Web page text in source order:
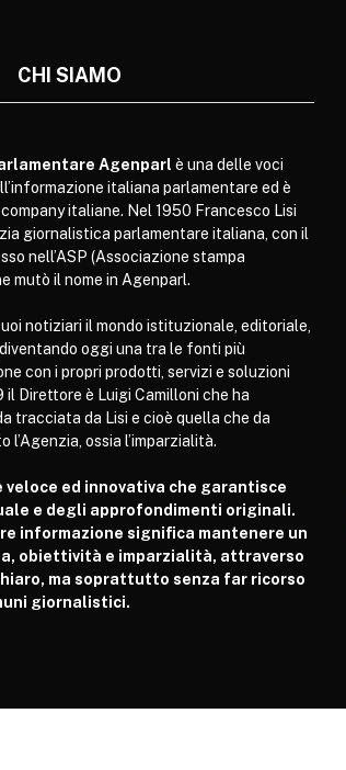
CHI SIAMO
Agenparl è una delle voci
italiana parlamentare ed è
italiane. Nel 1950 Francesco Lisi
giornalistica parlamentare italiana, con il
nell’ASP (Associazione stampa
mutò il nome in Agenparl.
notiziari il mondo istituzionale, editoriale,
oggi una tra le fonti più
con i propri prodotti, servizi e soluzioni
il Direttore è Luigi Camilloni che ha
tracciata da Lisi e cioè quella che da
ossia l’imparzialità.
ed innovativa che garantisce
e degli approfondimenti originali.
informazione significa mantenere un
obiettività e imparzialità, attraverso
ma soprattutto senza far ricorso
giornalistici.